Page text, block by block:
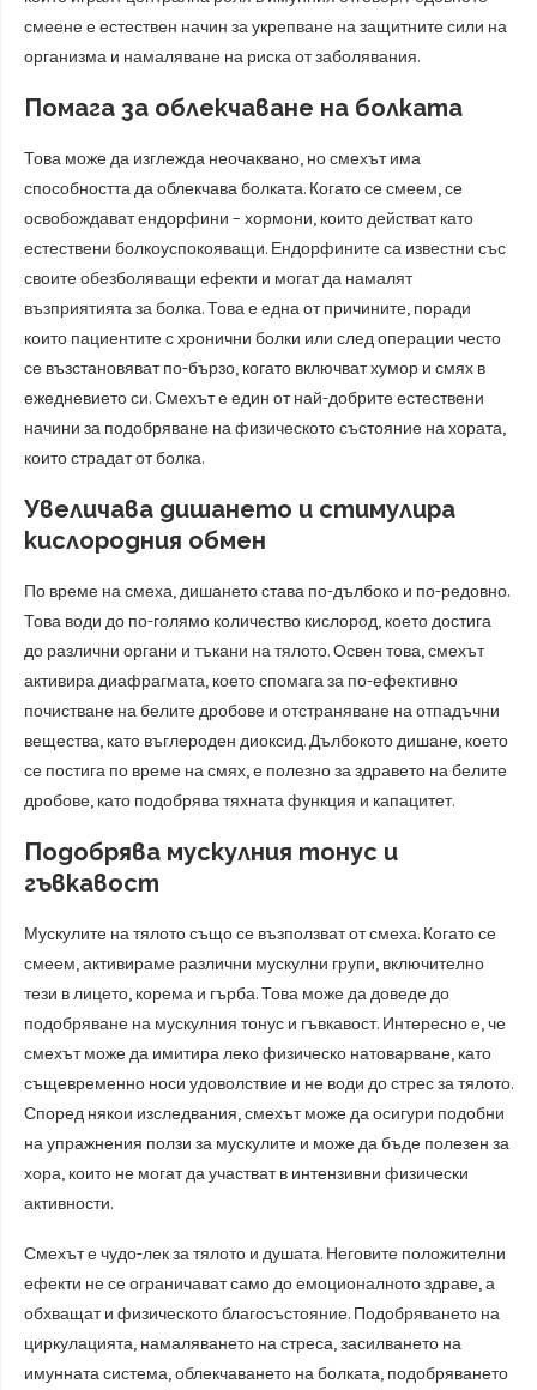
смеене е естествен начин за укрепване на защитните сили на
организма и намаляване на риска от заболявания.
Помага за облекчаване на болката
Това може да изглежда неочаквано, но смехът има
способността да облекчава болката. Когато се смеем, се
освобождават ендорфини – хормони, които действат като
естествени болкоуспокояващи. Ендорфините са известни със
своите обезболяващи ефекти и могат да намалят
възприятията за болка. Това е една от причините, поради
които пациентите с хронични болки или след операции често
се възстановяват по-бързо, когато включват хумор и смях в
ежедневието си. Смехът е един от най-добрите естествени
начини за подобряване на физическото състояние на хората,
които страдат от болка.
Увеличава дишането и стимулира
кислородния обмен
По време на смеха, дишането става по-дълбоко и по-редовно.
Това води до по-голямо количество кислород, което достига
до различни органи и тъкани на тялото. Освен това, смехът
активира диафрагмата, което спомага за по-ефективно
почистване на белите дробове и отстраняване на отпадъчни
вещества, като въглероден диоксид. Дълбокото дишане, което
се постига по време на смях, е полезно за здравето на белите
дробове, като подобрява тяхната функция и капацитет.
Подобрява мускулния тонус и
гъвкавост
Мускулите на тялото също се възползват от смеха. Когато се
смеем, активираме различни мускулни групи, включително
тези в лицето, корема и гърба. Това може да доведе до
подобряване на мускулния тонус и гъвкавост. Интересно е, че
смехът може да имитира леко физическо натоварване, като
същевременно носи удоволствие и не води до стрес за тялото.
Според някои изследвания, смехът може да осигури подобни
на упражнения ползи за мускулите и може да бъде полезен за
хора, които не могат да участват в интензивни физически
активности.
Смехът е чудо-лек за тялото и душата. Неговите положителни
ефекти не се ограничават само до емоционалното здраве, а
обхващат и физическото благосъстояние. Подобряването на
циркулацията, намаляването на стреса, засилването на
имунната система, облекчаването на болката, подобряването